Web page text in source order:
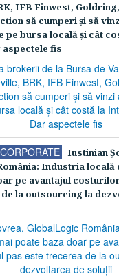
IFB Finwest,
să cumperi şi să
pe bursa locală şi cât
fis
Iustinian
Industria locală
pe avantajul
la outsourcing la